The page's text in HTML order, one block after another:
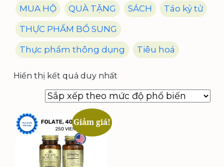
MUA HỘ QUÀ TẶNG SÁCH Táo kỷ tử
THỰC PHẨM BỔ SUNG
Thực phẩm thông dụng Tiêu hoá
Hiển thị kết quả duy nhất
Giảm giá!